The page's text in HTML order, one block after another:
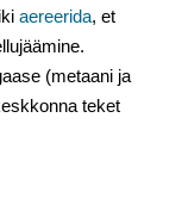
aereerida, et
(metaani ja
teket